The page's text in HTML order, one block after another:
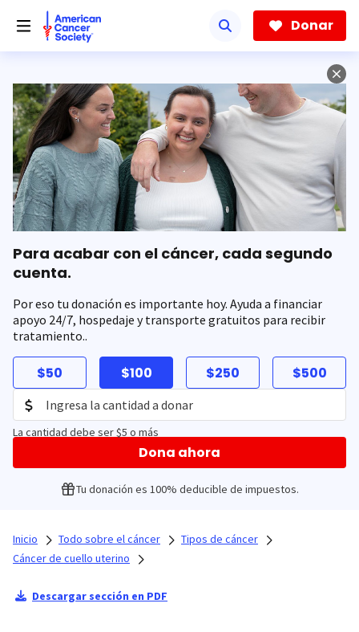
hacia
contenido
Donar
Para acabar con el cáncer, cada segundo
cuenta.
Por eso tu donación es importante hoy. Ayuda a financiar
apoyo 24/7, hospedaje y transporte gratuitos para recibir
tratamiento..
$50 $100 $250 $500
La cantidad debe ser $5 o más
Dona ahora
Tu donación es 100% deducible de impuestos.
Inicio Todo sobre el cáncer
Tipos de cáncer
Cáncer de cuello uterino
Descargar sección en PDF